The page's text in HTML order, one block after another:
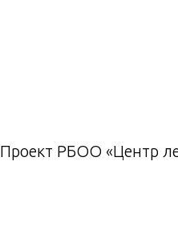
Проект РБОО «Центр